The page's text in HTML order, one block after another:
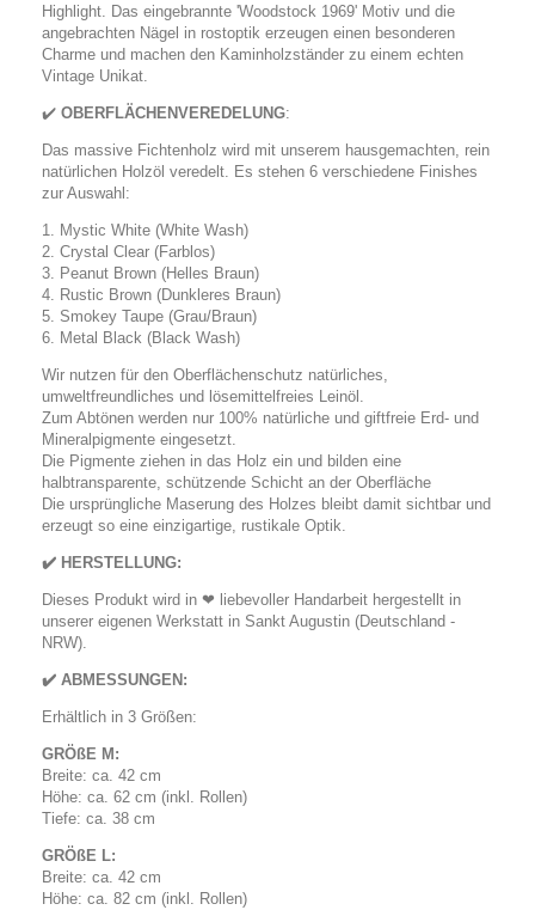
Highlight. Das eingebrannte 'Woodstock 1969' Motiv und die
angebrachten Nägel in rostoptik erzeugen einen besonderen
Charme und machen den Kaminholzständer zu einem echten
Vintage Unikat.
✔️ OBERFLÄCHENVEREDELUNG:
Das massive Fichtenholz wird mit unserem hausgemachten, rein
natürlichen Holzöl veredelt. Es stehen 6 verschiedene Finishes
zur Auswahl:
1. Mystic White (White Wash)
2. Crystal Clear (Farblos)
3. Peanut Brown (Helles Braun)
4. Rustic Brown (Dunkleres Braun)
5. Smokey Taupe (Grau/Braun)
6. Metal Black (Black Wash)
Wir nutzen für den Oberflächenschutz natürliches,
umweltfreundliches und lösemittelfreies Leinöl.
Zum Abtönen werden nur 100% natürliche und giftfreie Erd- und
Mineralpigmente eingesetzt.
Die Pigmente ziehen in das Holz ein und bilden eine
halbtransparente, schützende Schicht an der Oberfläche
Die ursprüngliche Maserung des Holzes bleibt damit sichtbar und
erzeugt so eine einzigartige, rustikale Optik.
✔️ HERSTELLUNG:
Dieses Produkt wird in ❤ liebevoller Handarbeit hergestellt in
unserer eigenen Werkstatt in Sankt Augustin (Deutschland -
NRW).
✔️ ABMESSUNGEN:
Erhältlich in 3 Größen:
GRÖßE M:
Breite: ca. 42 cm
Höhe: ca. 62 cm (inkl. Rollen)
Tiefe: ca. 38 cm
GRÖßE L:
Breite: ca. 42 cm
Höhe: ca. 82 cm (inkl. Rollen)